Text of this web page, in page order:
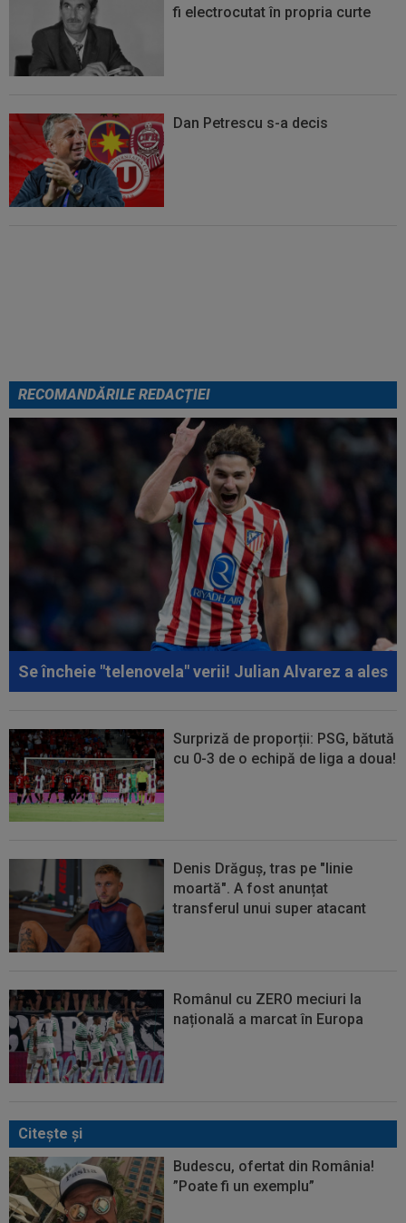
fi electrocutat în propria curte
Dan Petrescu s-a decis
RECOMANDĂRILE REDACȚIEI
Se încheie "telenovela" verii! Julian Alvarez a ales
Surpriză de proporții: PSG, bătută
cu 0-3 de o echipă de liga a doua!
Denis Drăguș, tras pe "linie
moartă". A fost anunțat
transferul unui super atacant
Românul cu ZERO meciuri la
națională a marcat în Europa
Citeşte şi
Budescu, ofertat din România!
”Poate fi un exemplu”